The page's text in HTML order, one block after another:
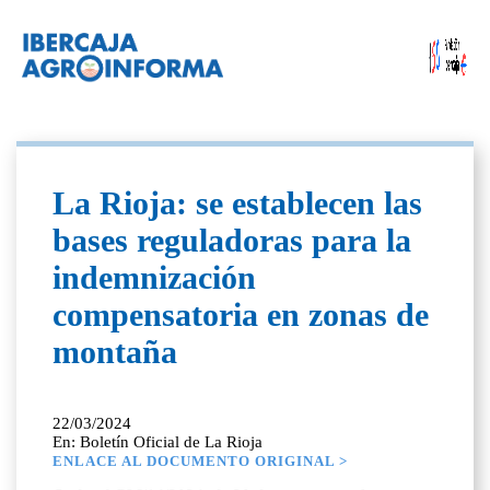
La Rioja: se establecen las
bases reguladoras para la
indemnización
compensatoria en zonas de
montaña
22/03/2024
En: Boletín Oficial de La Rioja
ENLACE AL DOCUMENTO ORIGINAL >